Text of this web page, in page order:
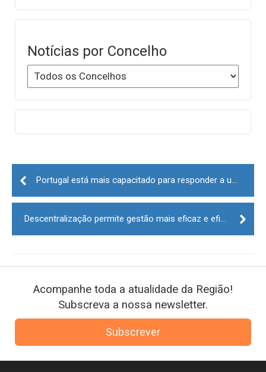
Notícias por Concelho
Post
navigation
Acompanhe toda a atualidade da Região!
Subscreva a nossa newsletter.
Subscrever